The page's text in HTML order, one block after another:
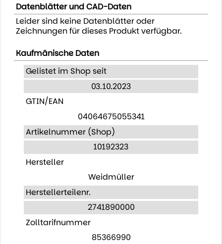
Datenblätter und CAD-Daten
Leider sind keine Datenblätter oder
Zeichnungen für dieses Produkt verfügbar.
Kaufmänische Daten
Gelistet im Shop seit
03.10.2023
GTIN/EAN
04064675055341
Artikelnummer (Shop)
10192323
Hersteller
Weidmüller
Herstellerteilenr.
2741890000
Zolltarifnummer
85366990